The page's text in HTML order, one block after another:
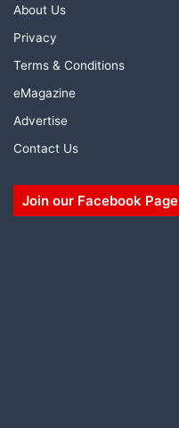
About Us
Privacy
Terms & Conditions
eMagazine
Advertise
Contact Us
Join our Facebook Page